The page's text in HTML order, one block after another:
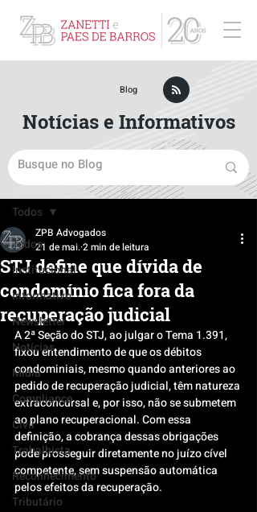
Post
Todos
Institucional
Informativo
Newsletter
Notícias
Mídia
Compliance
Civil
Trabalhista
Reconhecimento
Tributário
Todos
STJ define que dívida de
condomínio fica fora da
recuperação judicial
ZPB Advogados
21 de mai.2 min de leitura
A 2ª Seção do STJ, ao julgar o Tema 1.391,
fixou entendimento de que os débitos
condominiais, mesmo quando anteriores ao
pedido de recuperação judicial, têm natureza
extraconcursal e, por isso, não se submetem
ao plano recuperacional. Com essa
definição, a cobrança dessas obrigações
pode prosseguir diretamente no juízo cível
competente, sem suspensão automática
pelos efeitos da recuperação.
Blog
Notícias e Informativos